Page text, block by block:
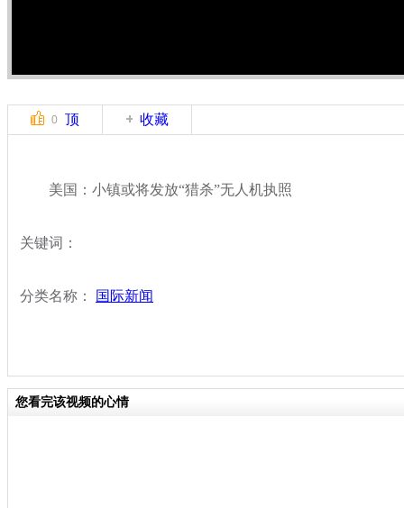
0 顶 收藏
美国：小镇或将发放“猎杀”无人机执照
关键词：
分类名称： 国际新闻
您看完该视频的心情